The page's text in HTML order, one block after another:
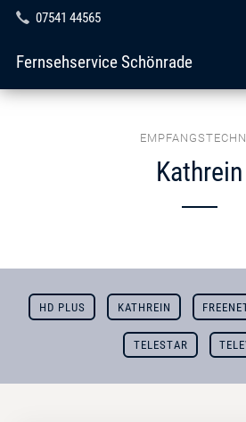
07541 44565
Fernsehservice Schönrade
Kathrein
HD PLUS KATHREIN
TELESTAR